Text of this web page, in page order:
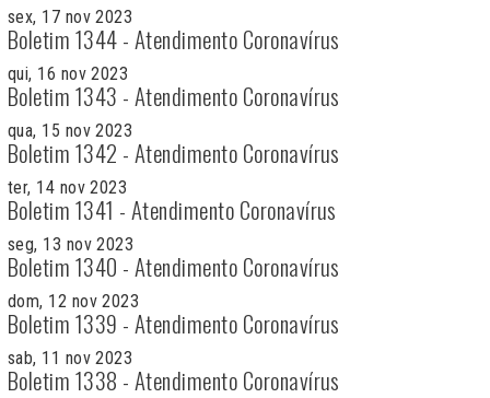
sex, 17 nov 2023
Boletim 1344 - Atendimento Coronavírus
qui, 16 nov 2023
Boletim 1343 - Atendimento Coronavírus
qua, 15 nov 2023
Boletim 1342 - Atendimento Coronavírus
ter, 14 nov 2023
Boletim 1341 - Atendimento Coronavírus
seg, 13 nov 2023
Boletim 1340 - Atendimento Coronavírus
dom, 12 nov 2023
Boletim 1339 - Atendimento Coronavírus
sab, 11 nov 2023
Boletim 1338 - Atendimento Coronavírus